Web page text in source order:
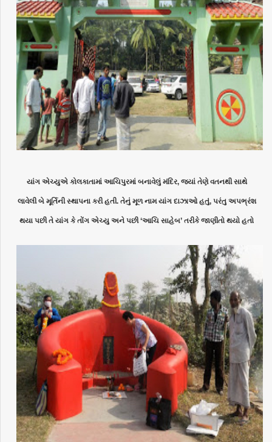
યાંગ એચ્યુએ કોલકાતામાં આચિપુરમાં બનાવેલું મંદિર, જ્યાં તેણે વતનથી સાથે
લાવેલીબે મૂર્તિની સ્થાપના કરી હતી. તેનું મૂળ નામ યાંગ દાઝાઓ હતું, પરંતુ અપભ્રંશ
થયા પછીતે યાંગ કે તોંગ એચ્યુ અને પછી ‘આચિ સાહેબ’ તરીકે જાણીતો થયો હતો